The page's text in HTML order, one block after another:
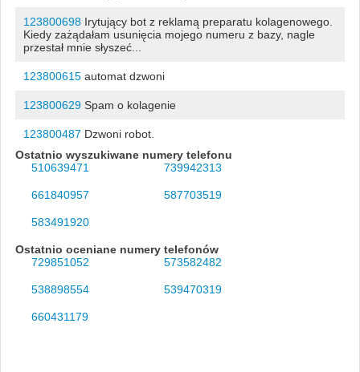
123800698Irytujący bot z reklamą preparatu kolagenowego.
Kiedy zażądałam usunięcia mojego numeru z bazy, nagle
przestał mnie słyszeć...
123800615automat dzwoni
123800629Spam o kolagenie
123800487 Dzwoni robot.
Ostatnio wyszukiwane numery telefonu
510639471
739942313
661840957 587703519
583491920
Ostatnio oceniane numery telefonów
729851052
573582482
538898554 539470319
660431179